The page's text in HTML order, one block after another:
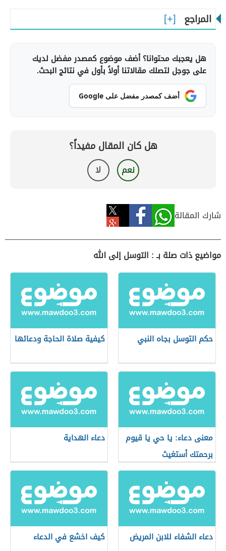
المراجع
هل يعجبك محتوانا؟ أضف موضوع كمصدر مفضل لديك
على جوجل لتصلك مقالاتنا أولاً بأول في نتائج البحث.
أضف كمصدر مفضل على Google
هل كان المقال مفيداً؟
نعم لا
شارك المقالة
مواضيع ذات صلة بـ : التوسل إلى الله
حكم التوسل بجاه النبي كيفية صلاة الحاجة ودعائها
معنى دعاء: يا حي يا قيوم
برحمتك أستغيث
دعاء الهداية
دعاء الشفاء للابن المريض كيف اخشع في الدعاء